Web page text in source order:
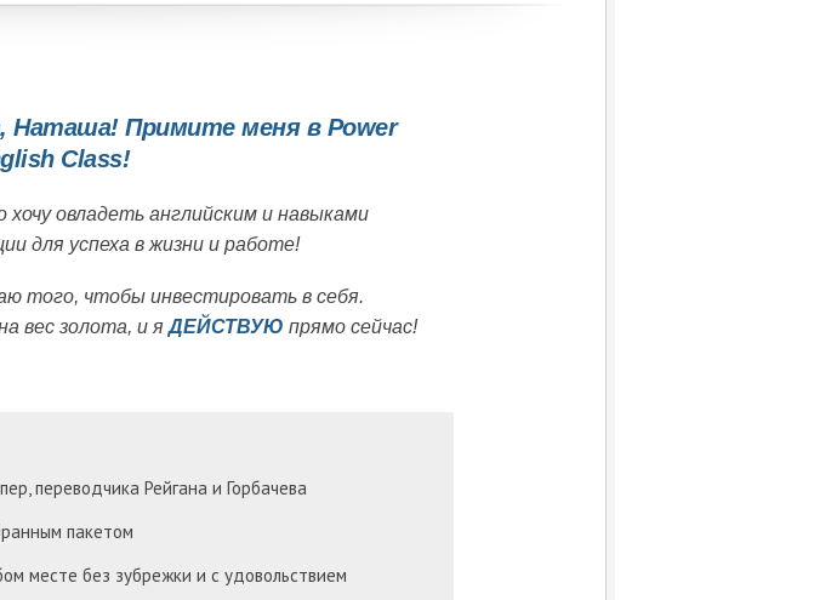
Наташа! Примите меня в Power
Class!
овладеть английским и навыками
для успеха в жизни и работе!
того, чтобы инвестировать в себя.
вес золота, и яДЕЙСТВУЮ прямо сейчас!
переводчика Рейгана и Горбачева
пакетом
месте без зубрежки и с удовольствием